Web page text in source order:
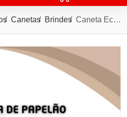
Canetas Brindes Caneta Ecológica de Papelão com Acionamento por Clique X00007